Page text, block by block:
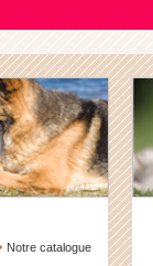
Notre catalogue